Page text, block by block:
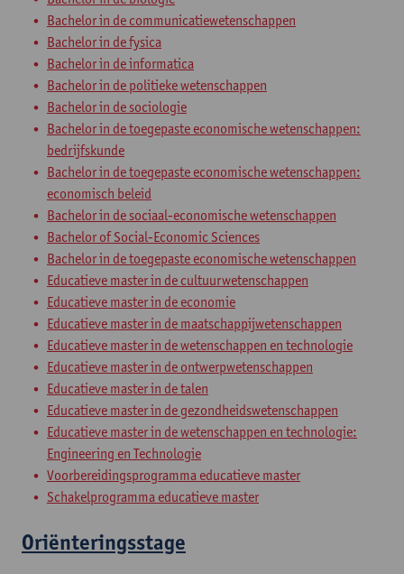
Bachelor in de communicatiewetenschappen
Bachelor in de fysica
Bachelor in de informatica
Bachelor in de politieke wetenschappen
Bachelor in de sociologie
Bachelor in de toegepaste economische wetenschappen:
bedrijfskunde
Bachelor in de toegepaste economische wetenschappen:
economisch beleid
Bachelor in de sociaal-economische wetenschappen
Bachelor of Social-Economic Sciences
Bachelor in de toegepaste economische wetenschappen
Educatieve master in de cultuurwetenschappen
Educatieve master in de economie
Educatieve master in de maatschappijwetenschappen
Educatieve master in de wetenschappen en technologie
Educatieve master in de ontwerpwetenschappen
Educatieve master in de talen
Educatieve master in de gezondheidswetenschappen
Educatieve master in de wetenschappen en technologie:
Engineering en Technologie
Voorbereidingsprogramma educatieve master
Schakelprogramma educatieve master
Oriënteringsstage